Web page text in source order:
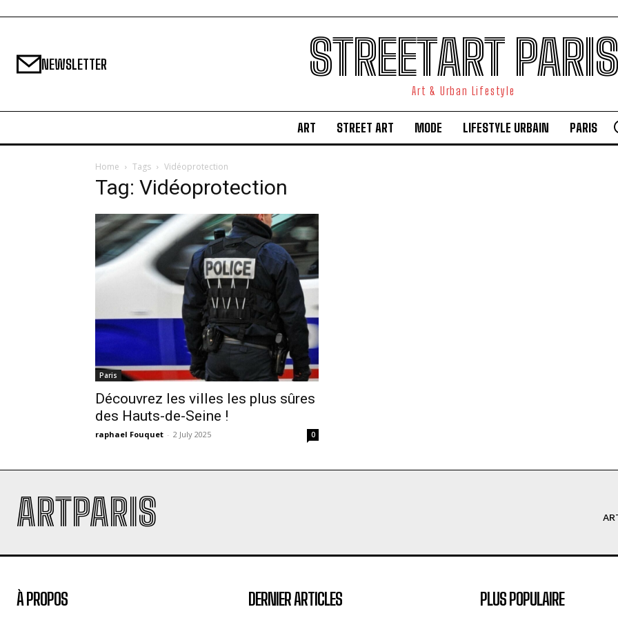
NEWSLETTER STREETART PARIS
Art & Urban Lifestyle
ART STREET ART MODE LIFESTYLE URBAIN PARIS
Home Tags Vidéoprotection
Tag: Vidéoprotection
Paris
Découvrez les villes les plus sûres
des Hauts-de-Seine !
raphael Fouquet - 2 July 2025 0
ARTPARIS
À PROPOS DERNIER ARTICLES PLUS POPULAIRE